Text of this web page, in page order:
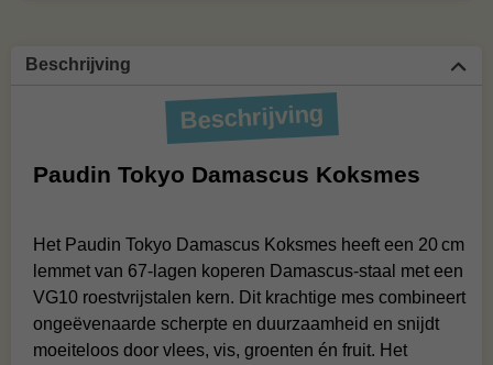
Beschrijving
Beschrijving
Paudin Tokyo Damascus Koksmes
Het Paudin Tokyo Damascus Koksmes heeft een 20 cm
lemmet van 67-lagen koperen Damascus-staal met een
VG10 roestvrijstalen kern. Dit krachtige mes combineert
ongeëvenaarde scherpte en duurzaamheid en snijdt
moeiteloos door vlees, vis, groenten én fruit. Het